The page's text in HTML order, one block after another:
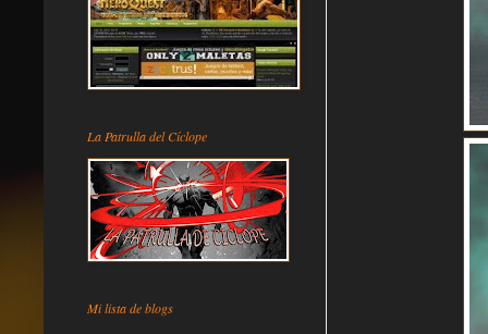
La Patrulla del Cíclope
Mi lista de blogs